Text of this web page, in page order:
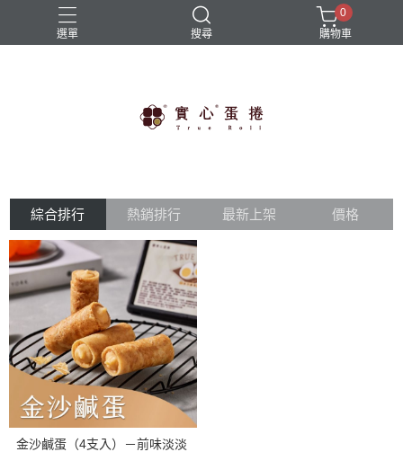
選單 搜尋
實心蛋捲 帆布袋 限時優惠
0
購物車
綜合排行 熱銷排行 最新上架 價格
金沙鹹蛋（4支入）－前味淡淡